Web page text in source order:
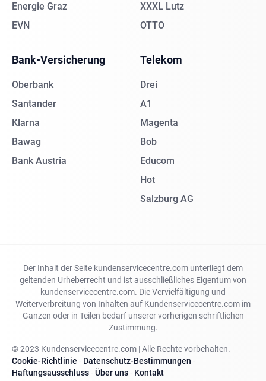
Energie Graz
EVN
XXXL Lutz
OTTO
Bank-Versicherung
Oberbank
Santander
Klarna
Bawag
Bank Austria
Telekom
Drei
A1
Magenta
Bob
Educom
Hot
Salzburg AG
Der Inhalt der Seite kundenservicecentre.com unterliegt dem
geltenden Urheberrecht und ist ausschließliches Eigentum von
kundenservicecentre.com. Die Vervielfältigung und
Weiterverbreitung von Inhalten auf Kundenservicecentre.com im
Ganzen oder in Teilen bedarf unserer vorherigen schriftlichen
Zustimmung.
© 2023 Kundenservicecentre.com | Alle Rechte vorbehalten.
Cookie-Richtlinie - Datenschutz-Bestimmungen -
Haftungsausschluss-Über uns- Kontakt